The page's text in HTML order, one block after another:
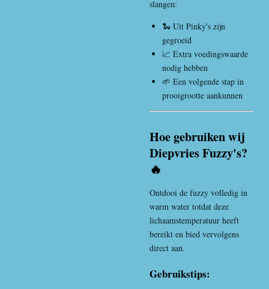
slangen:
🐍 Uit Pinky's zijn
gegroeid
📈 Extra voedingswaarde
nodig hebben
🌱 Een volgende stap in
prooigrootte aankunnen
Hoe gebruiken wij
Diepvries Fuzzy's?
🔥
Ontdooi de fuzzy volledig in
warm water totdat deze
lichaamstemperatuur heeft
bereikt en bied vervolgens
direct aan.
Gebruikstips: